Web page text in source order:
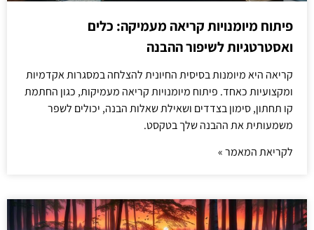
פיתוח מיומנויות קריאה מעמיקה: כלים
ואסטרטגיות לשיפור ההבנה
קריאה היא מיומנות בסיסית החיונית להצלחה במסגרות אקדמיות
ומקצועיות כאחד. פיתוח מיומנויות קריאה מעמיקות, כגון החתמת
קו תחתון, סימון בצדדים ושאילת שאלות הבנה, יכולים לשפר
משמעותית את ההבנה שלך בטקסט.
לקריאת המאמר »